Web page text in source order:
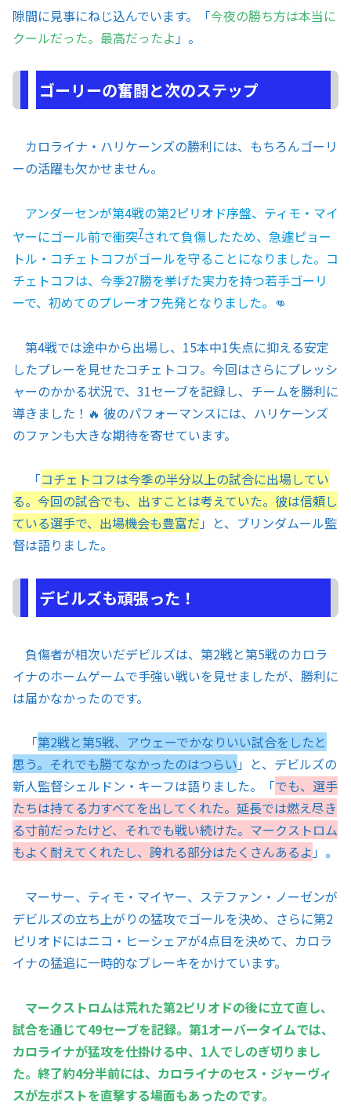
隙間に見事にねじ込んでいます。「今夜の勝ち方は本当に
クールだった。最高だったよ 」。
ゴーリーの奮闘と次のステップ
カロライナ・ハリケーンズの勝利には、もちろんゴーリ
ーの活躍も欠かせません。
アンダーセンが第4戦の第2ピリオド序盤、ティモ・マイ
ヤーにゴール前で衝突7されて負傷したため、急遽ピョー
トル・コチェトコフがゴールを守ることになりました。コ
チェトコフは、今季27勝を挙げた実力を持つ若手ゴーリ
ーで、初めてのプレーオフ先発となりました。 👊
第4戦では途中から出場し、15本中1失点に抑える安定
したプレーを見せたコチェトコフ。今回はさらにプレッシ
ャーのかかる状況で、31セーブを記録し、チームを勝利に
導きました！🔥 彼のパフォーマンスには、ハリケーンズ
のファンも大きな期待を寄せています。
「コチェトコフは今季の半分以上の試合に出場してい
る。今回の試合でも、出すことは考えていた。彼は信頼し
ている選手で、出場機会も豊富だ」と、ブリンダムール監
督は語りました。
デビルズも頑張った！
負傷者が相次いだデビルズは、第2戦と第5戦のカロラ
イナのホームゲームで手強い戦いを見せましたが、勝利に
は届かなかったのです。
「第2戦と第5戦、アウェーでかなりいい試合をしたと
思う。それでも勝てなかったのはつらい」と、デビルズの
新人監督シェルドン・キーフは語りました。「でも、選手
たちは持てる力すべてを出してくれた。延長では燃え尽き
る寸前だったけど、それでも戦い続けた。マークストロム
もよく耐えてくれたし、誇れる部分はたくさんあるよ」。
マーサー、ティモ・マイヤー、ステファン・ノーゼンが
デビルズの立ち上がりの猛攻でゴールを決め、さらに第2
ピリオドにはニコ・ヒーシェアが4点目を決めて、カロラ
イナの猛追に一時的なブレーキをかけています。
マークストロムは荒れた第2ピリオドの後に立て直し、
試合を通じて49セーブを記録。第1オーバータイムでは、
カロライナが猛攻を仕掛ける中、1人でしのぎ切りまし
た。終了約4分半前には、カロライナのセス・ジャーヴィ
スが左ポストを直撃する場面もあったのです。